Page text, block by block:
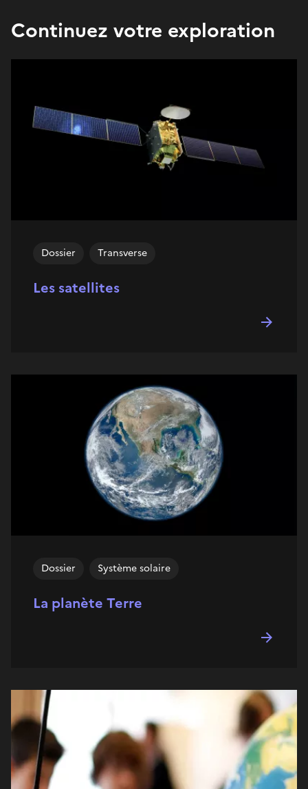
Continuez votre exploration
Les satellites
Dossier Transverse
La planète Terre
Dossier Système solaire